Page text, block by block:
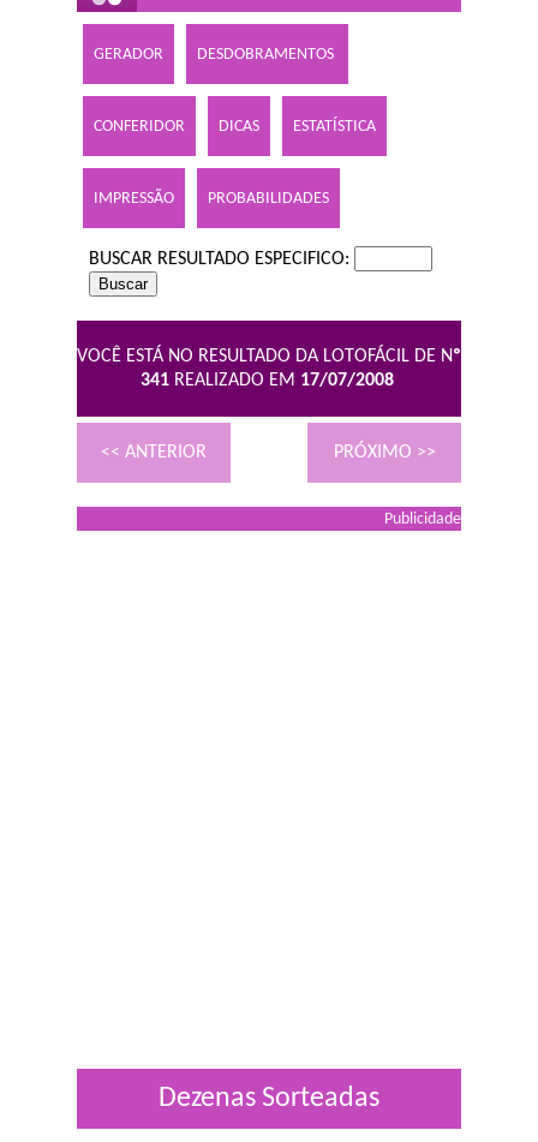
GERADOR DESDOBRAMENTOS
CONFERIDOR DICAS ESTATÍSTICA
IMPRESSÃO PROBABILIDADES
BUSCAR RESULTADO ESPECIFICO:
VOCÊ ESTÁ NO RESULTADO DA LOTOFÁCIL DE Nº
341 REALIZADO EM 17/07/2008
<< ANTERIOR PRÓXIMO >>
Publicidade
Dezenas Sorteadas